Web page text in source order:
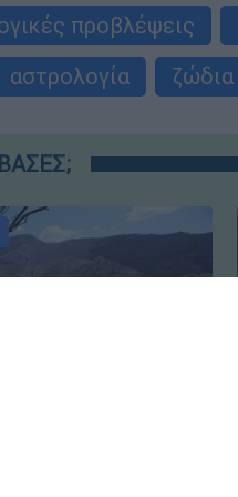
προβλέψεις
αστρολογία